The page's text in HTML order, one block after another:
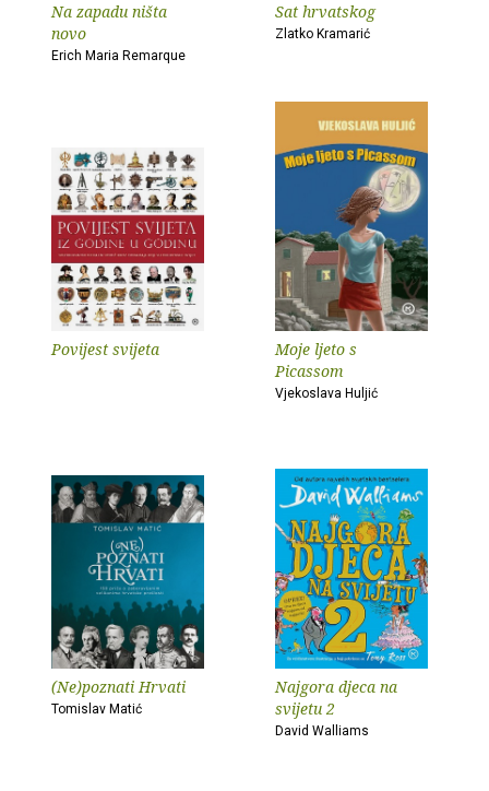
Na zapadu ništa
novo
Erich Maria Remarque
Sat hrvatskog
Zlatko Kramarić
Povijest svijeta
Moje ljeto s
Picassom
Vjekoslava Huljić
(Ne)poznati Hrvati
Tomislav Matić
Najgora djeca na
svijetu 2
David Walliams